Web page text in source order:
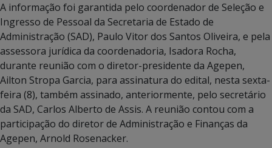
A informação foi garantida pelo coordenador de Seleção e
Ingresso de Pessoal da Secretaria de Estado de
Administração (SAD), Paulo Vitor dos Santos Oliveira, e pela
assessora jurídica da coordenadoria, Isadora Rocha,
durante reunião com o diretor-presidente da Agepen,
Ailton Stropa Garcia, para assinatura do edital, nesta sexta-
feira (8), também assinado, anteriormente, pelo secretário
da SAD, Carlos Alberto de Assis. A reunião contou com a
participação do diretor de Administração e Finanças da
Agepen, Arnold Rosenacker.